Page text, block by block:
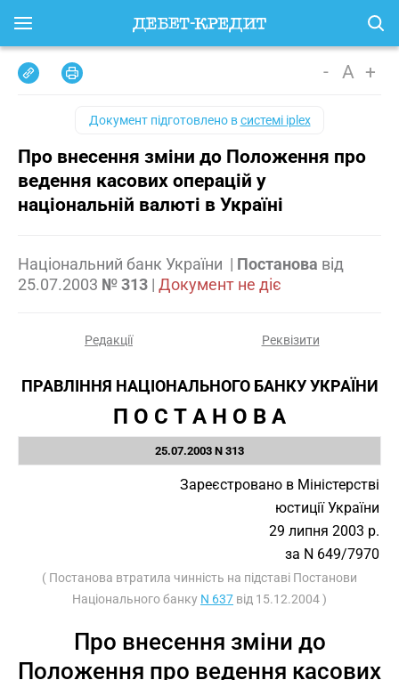
- A +
Документ підготовлено всистемі iplex
Про внесення зміни до Положення про
ведення касових операцій у
національній валюті в Україні
Національний банк України | Постанова від
25.07.2003 № 313 | Документ не діє
Редакції Реквізити
ПРАВЛІННЯ НАЦІОНАЛЬНОГО БАНКУ УКРАЇНИ
П О С Т А Н О В А
25.07.2003 N 313
Зареєстровано в Міністерстві
юстиції України
29 липня 2003 р.
за N 649/7970
( Постанова втратила чинність на підставі Постанови
Національного банку N 637 від 15.12.2004 )
Про внесення зміни до
Положення про ведення касових